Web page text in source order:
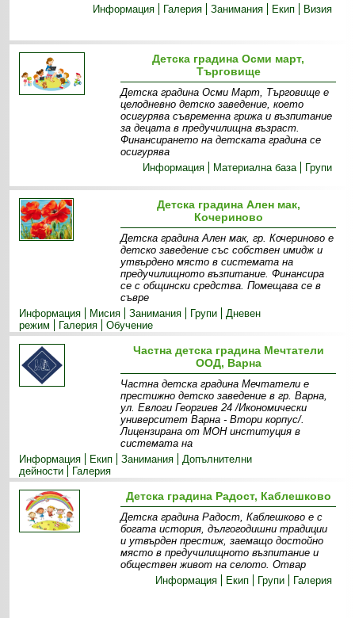
Информация
Галерия Занимания Екип Визия
Детска градина Осми март,
Търговище
Детска градина Осми Март, Търговище е
целодневно детско заведение, което
осигурява съвременна грижа и възпитание
за децата в предучилищна възраст.
Финансирането на детската градина се
осигурява
Информация
Материална база Групи
Детска градина Ален мак,
Кочериново
Детска градина Ален мак, гр. Кочериново е
детско заведение със собствен имидж и
утвърдено място в системата на
предучилищното възпитание. Финансира
се с общински средства. Помещава се в
съвре
Информация
Мисия Занимания Групи
Дневен
режим
Галерия Обучение
Частна детска градина Мечтатели
ООД, Варна
Частна детска градина Мечтатели е
престижно детско заведение в гр. Варна,
ул. Евлоги Георгиев 24 /Икономически
университет Варна - Втори корпус/.
Лицензирана от МОН институция в
системата на
Информация
Екип Занимания
Допълнителни
дейности
Галерия
Детска градина Радост, Каблешково
Детска градина Радост, Каблешково е с
богата история, дългогодишни традиции
и утвърден престиж, заемащо достойно
място в предучилищното възпитание и
обществен живот на селото. Отвар
Информация
Екип Групи Галерия